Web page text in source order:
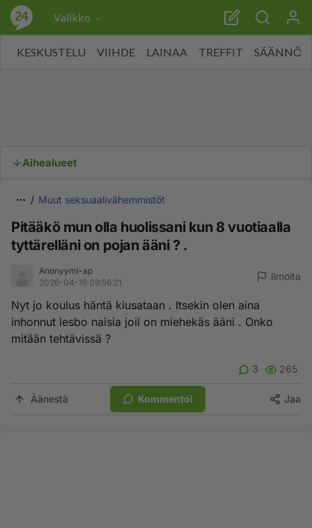
Valikko
KESKUSTELU VIIHDE LAINAA TREFFIT SÄÄNNÖT
Aihealueet
Muut seksuaalivähemmistöt
Pitääkö mun olla huolissani kun 8 vuotiaalla
tyttärelläni on pojan ääni ? .
Anonyymi-ap
2026-04-19 09:56:21
Ilmoita
Nyt jo koulus häntä kiusataan . Itsekin olen aina
inhonnut lesbo naisia joil on miehekäs ääni . Onko
mitään tehtävissä ?
3 265
Äänestä Kommentoi Jaa